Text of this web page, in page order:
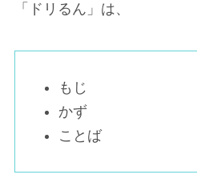
「ドリるん」は、
もじ
かず
ことば